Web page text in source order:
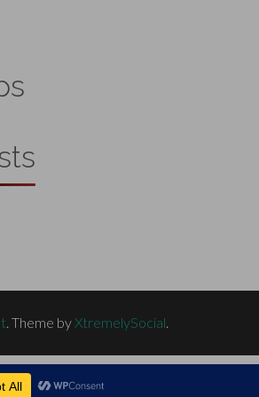
. Theme byXtremelySocial.